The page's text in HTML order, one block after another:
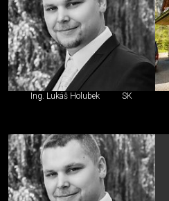
Ing. Lukáš Holubek SK